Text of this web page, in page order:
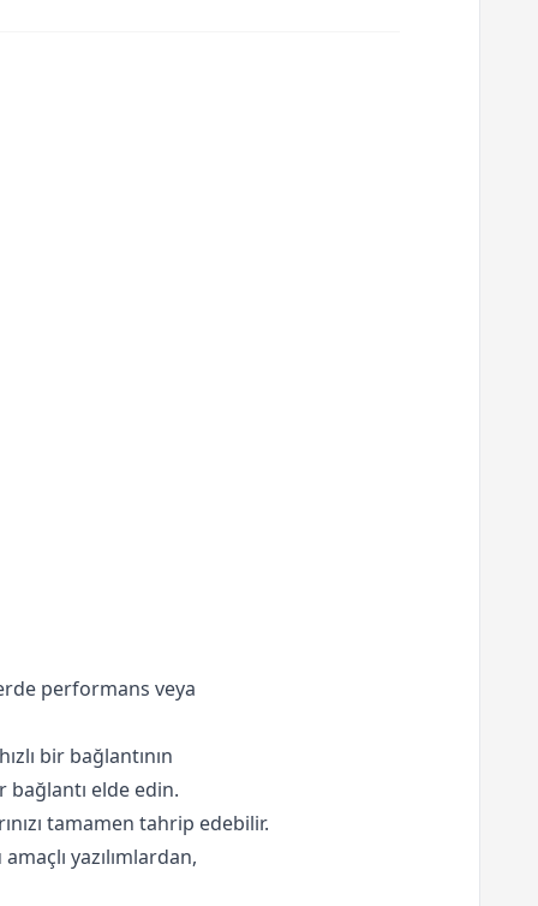
performans veya
bir bağlantının
bağlantı elde edin.
tamamen tahrip edebilir.
yazılımlardan,